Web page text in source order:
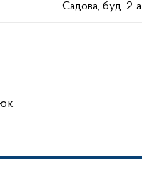
Садова, буд. 2-а